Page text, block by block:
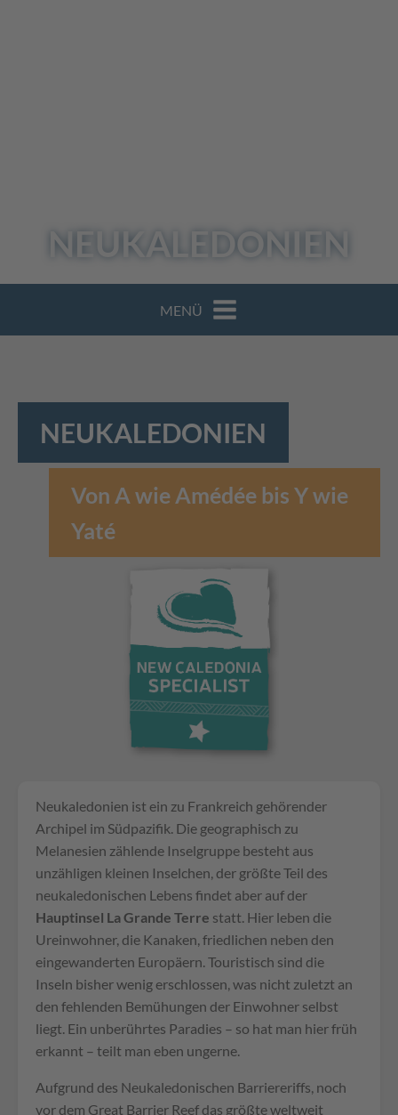
NEUKALEDONIEN
MENÜ
NEUKALEDONIEN
Von A wie Amédée bis Y wie
Yaté
Neukaledonien ist ein zu Frankreich gehörender
Archipel im Südpazifik. Die geographisch zu
Melanesien zählende Inselgruppe besteht aus
unzähligen kleinen Inselchen, der größte Teil des
neukaledonischen Lebens findet aber auf der
Hauptinsel La Grande Terre statt. Hier leben die
Ureinwohner, die Kanaken, friedlichen neben den
eingewanderten Europäern. Touristisch sind die
Inseln bisher wenig erschlossen, was nicht zuletzt an
den fehlenden Bemühungen der Einwohner selbst
liegt. Ein unberührtes Paradies – so hat man hier früh
erkannt – teilt man eben ungerne.
Aufgrund des Neukaledonischen Barriereriffs, noch
vor dem Great Barrier Reef das größte weltweit